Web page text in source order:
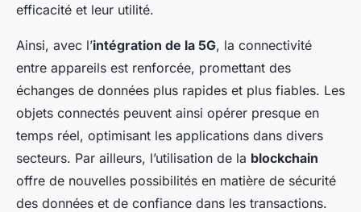
efficacité et leur utilité.
Ainsi, avec l’intégration de la 5G, la connectivité
entre appareils est renforcée, promettant des
échanges de données plus rapides et plus fiables. Les
objets connectés peuvent ainsi opérer presque en
temps réel, optimisant les applications dans divers
secteurs. Par ailleurs, l’utilisation de la blockchain
offre de nouvelles possibilités en matière de sécurité
des données et de confiance dans les transactions.